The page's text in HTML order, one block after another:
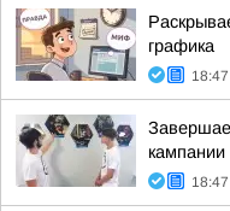
графика
18:47
кампании
18:47